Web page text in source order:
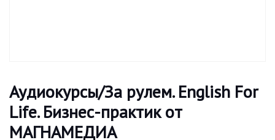
Аудиокурсы/За рулем. English For
Life. Бизнес-практик от
МАГНАМЕДИА